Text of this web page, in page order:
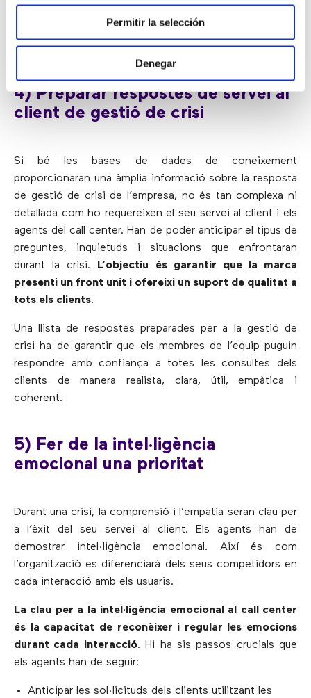
Permitir la selección
Denegar
aprovat per parlar amb els clients, així com el
compliment d’expectatives.
4) Preparar respostes de servei al
client de gestió de crisi
Si bé les bases de dades de coneixement
proporcionaran una àmplia informació sobre la resposta
de gestió de crisi de l’empresa, no és tan complexa ni
detallada com ho requereixen el seu servei al client i els
agents del call center. Han de poder anticipar el tipus de
preguntes, inquietuds i situacions que enfrontaran
durant la crisi.
L’objectiu és garantir que la marca
presenti un front unit i ofereixi un suport de qualitat a
tots els clients.
Una llista de respostes preparades per a la gestió de
crisi ha de garantir que els membres de l’equip puguin
respondre amb confiança a totes les consultes dels
clients de manera realista, clara, útil, empàtica i
coherent.
5) Fer de la intel·ligència
emocional una prioritat
Durant una crisi, la comprensió i l’empatia seran clau per
a l’èxit del seu servei al client. Els agents han de
demostrar intel·ligència emocional. Així és com
l’organització es diferenciarà dels seus competidors en
cada interacció amb els usuaris.
La clau per a la intel·ligència emocional al call center
és la capacitat de reconèixer i regular les emocions
durant cada interacció. Hi ha sis passos crucials que
els agents han de seguir:
Anticipar les sol·licituds dels clients utilitzant les